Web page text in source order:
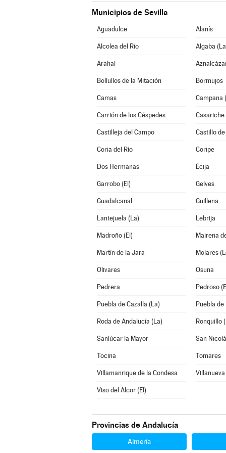
Municipios de Sevilla
Aguadulce Alanís
Alcolea del Río Algaba
Arahal
Bollullos de la Mitación Bormujos
Camas Campana
Carrión de los Céspedes Casariche
Castilleja del Campo Castillo de
Coria del Río Coripe
Dos Hermanas Écija
Garrobo (El) Gelves
Guadalcanal Guillena
Lantejuela (La) Lebrija
Madroño (El) Mairena
Martín de la Jara Molares
Olivares Osuna
Pedrera Pedroso
Puebla de Cazalla (La) Puebla
Roda de Andalucía (La) Ronquillo
Sanlúcar la Mayor San
Tocina Tomares
Villamanrique de la Condesa Villanueva
Viso del Alcor (El)
Provincias de Andalucía
Almería